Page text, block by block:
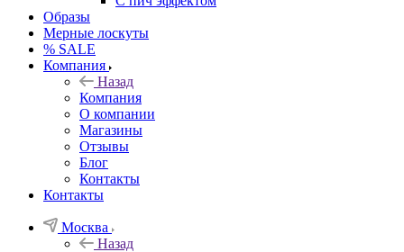
Образы
Мерные лоскуты
% SALE
Компания
Назад
Компания
О компании
Магазины
Отзывы
Блог
Контакты
Контакты
Москва
Назад